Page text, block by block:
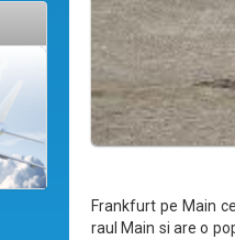
Frankfurt pe Main
raul Main si are o